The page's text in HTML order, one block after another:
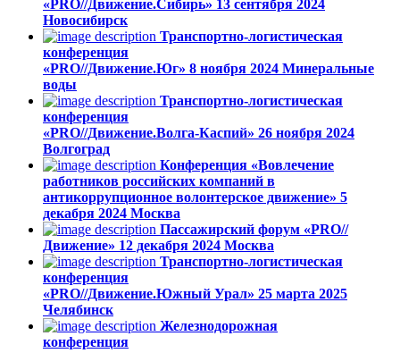
«PRO//Движение.Сибирь» 13 сентября 2024
Новосибирск
Транспортно-логистическая
конференция
«PRO//Движение.Юг» 8 ноября 2024 Минеральные
воды
Транспортно-логистическая
конференция
«PRO//Движение.Волга-Каспий» 26 ноября 2024
Волгоград
Конференция «Вовлечение
работников российских компаний в
антикоррупционное волонтерское движение» 5
декабря 2024 Москва
Пассажирский форум «PRO//
Движение» 12 декабря 2024 Москва
Транспортно-логистическая
конференция
«PRO//Движение.Южный Урал» 25 марта 2025
Челябинск
Железнодорожная
конференция